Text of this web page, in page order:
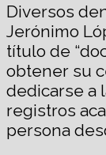
Diversos
Jerónimo
título de
obtener su
dedicarse a
registros
persona